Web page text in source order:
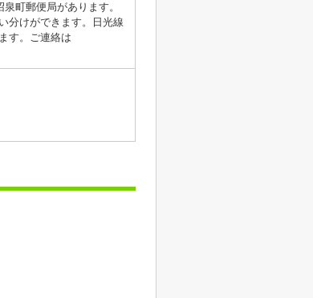
町郵便局があります。
分けができます。日光線
す。ご連絡は